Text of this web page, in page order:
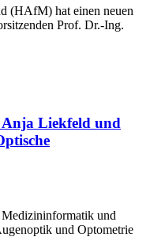
(HAfM) hat einen neuen
Prof. Dr.-Ing.
Liekfeld und
und
und Optometrie